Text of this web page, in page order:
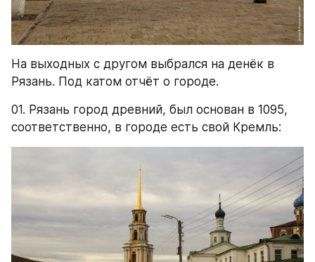
На выходных с другом выбрался на денёк в
Рязань. Под катом отчёт о городе.
01. Рязань город древний, был основан в 1095,
соответственно, в городе есть свой Кремль: